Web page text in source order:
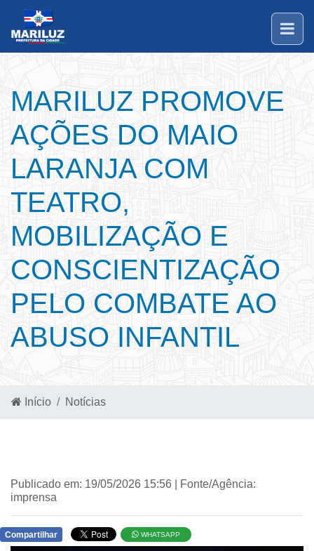
MARILUZ PROMOVE
AÇÕES DO MAIO
LARANJA COM
TEATRO,
MOBILIZAÇÃO E
CONSCIENTIZAÇÃO
PELO COMBATE AO
ABUSO INFANTIL
Início Notícias
Publicado em: 19/05/2026 15:56 | Fonte/Agência:
imprensa
Compartilhar WHATSAPP